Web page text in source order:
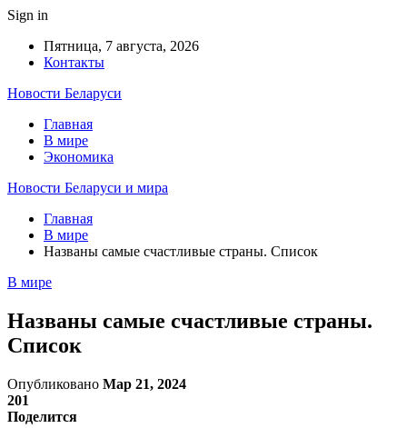
Sign in
Пятница, 7 августа, 2026
Контакты
Новости Беларуси
Главная
В мире
Экономика
Новости Беларуси и мира
Главная
В мире
Названы самые счастливые страны. Список
В мире
Названы самые счастливые страны.
Список
Опубликовано Мар 21, 2024
201
Поделится